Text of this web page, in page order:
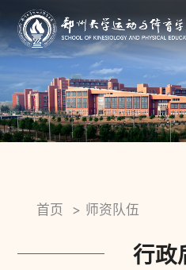
首页 师资队伍
行政